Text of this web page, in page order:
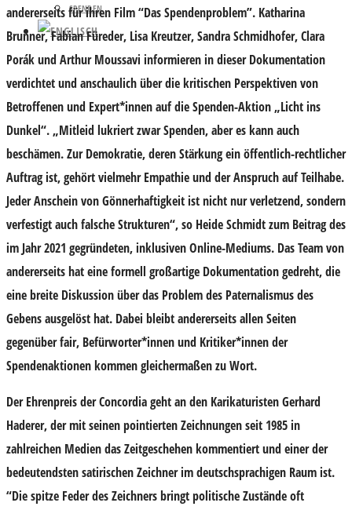
SPENDEN
andererseitsfür ihren Film “Das Spendenproblem”. Katharina
Brunner,Fabian Füreder, Lisa Kreutzer,Sandra Schmidhofer,Clara
Porákund Arthur Moussavi informieren in dieser Dokumentation
verdichtet und anschaulich über die kritischen Perspektiven von
Betroffenen und Expert*innen auf die Spenden-Aktion „Licht ins
Dunkel“. „Mitleid lukriert zwar Spenden, aber es kann auch
beschämen. Zur Demokratie, deren Stärkung ein öffentlich-rechtlicher
Auftrag ist, gehört vielmehr Empathie und der Anspruch auf Teilhabe.
Jeder Anschein von Gönnerhaftigkeit ist nicht nur verletzend, sondern
verfestigt auch falsche Strukturen“, so Heide Schmidt zum Beitrag des
im Jahr 2021 gegründeten, inklusiven Online-Mediums. Das Team von
andererseits hat eine formell großartige Dokumentation gedreht, die
eine breite Diskussion über das Problem des Paternalismus des
Gebens ausgelöst hat. Dabei bleibt andererseits allen Seiten
gegenüber fair, Befürworter*innen und Kritiker*innen der
Spendenaktionen kommen gleichermaßen zu Wort.
Der Ehrenpreis der Concordia geht an den KarikaturistenGerhard
Haderer, der mit seinen pointierten Zeichnungen seit 1985 in
zahlreichen Medien das Zeitgeschehen kommentiert und einer der
bedeutendsten satirischen Zeichner im deutschsprachigen Raum ist.
“Die spitze Feder des Zeichners bringt politische Zustände oft